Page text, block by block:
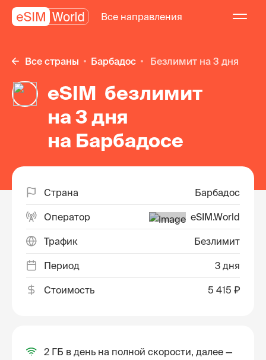
Все направления
Все страны Барбадос безлимит на 3 дня
eSIM безлимит
на 3 дня
на Барбадосе
Страна Барбадос
Оператор eSIM.World
Трафик Безлимит
Период 3 дня
Стоимость 5 415 ₽
2 ГБ в день на полной скорости, далее —